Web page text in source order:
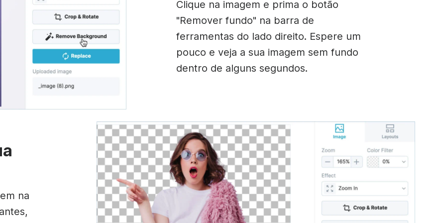
Clique na imagem e prima o botão
"Remover fundo" na barra de
ferramentas do lado direito. Espere um
pouco e veja a sua imagem sem fundo
dentro de alguns segundos.
na